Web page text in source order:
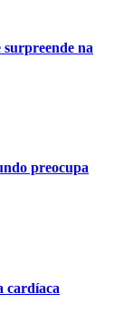
na
preocupa
cardíaca